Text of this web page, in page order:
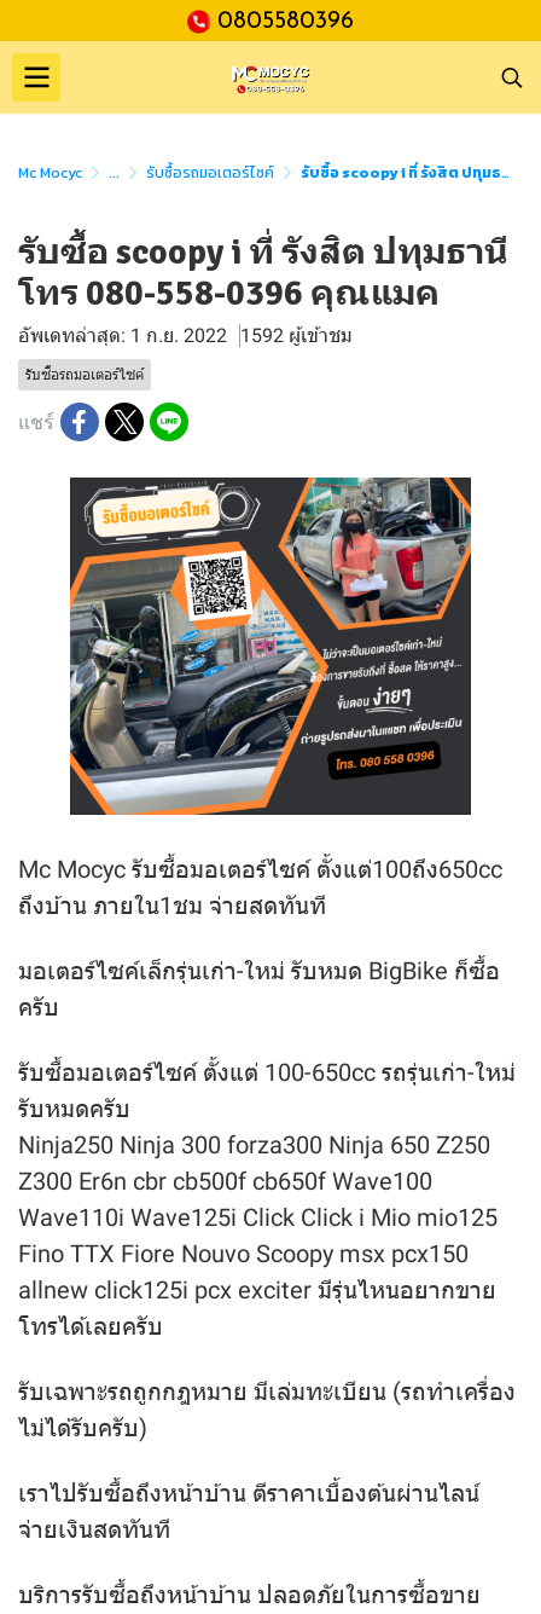
0805580396
Mc Mocyc ... รับซื้อรถมอเตอร์ไซค์ รับซื้อ scoopy i ที่ รังสิต ปทุมธานี โทร 080-558-0396 คุณแมค
รับซื้อ scoopy i ที่ รังสิต ปทุมธานี
โทร 080-558-0396 คุณแมค
อัพเดทล่าสุด: 1 ก.ย. 2022 1592 ผู้เข้าชม
รับซื้อรถมอเตอร์ไซค์
แชร์
Mc Mocyc รับซื้อมอเตอร์ไซค์ ตั้งแต่100ถึง650cc
ถึงบ้าน ภายใน1ชม จ่ายสดทันที
มอเตอร์ไซค์เล็กรุ่นเก่า-ใหม่ รับหมด BigBike ก็ซื้อ
ครับ
รับซื้อมอเตอร์ไซค์ ตั้งแต่ 100-650cc รถรุ่นเก่า-ใหม่
รับหมดครับ
Ninja250 Ninja 300 forza300 Ninja 650 Z250
Z300 Er6n cbr cb500f cb650f Wave100
Wave110i Wave125i Click Click i Mio mio125
Fino TTX Fiore Nouvo Scoopy msx pcx150
allnew click125i pcx exciter มีรุ่นไหนอยากขาย
โทรได้เลยครับ
รับเฉพาะรถถูกกฎหมาย มีเล่มทะเบียน (รถทำเครื่อง
ไม่ได้รับครับ)
เราไปรับซื้อถึงหน้าบ้าน ตีราคาเบื้องต้นผ่านไลน์
จ่ายเงินสดทันที
บริการรับซื้อถึงหน้าบ้าน ปลอดภัยในการซื้อขาย